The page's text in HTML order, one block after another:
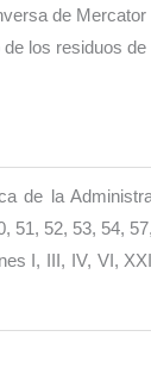
de
los residuos
de la
52, 53, 54,
I, III, IV, VI,